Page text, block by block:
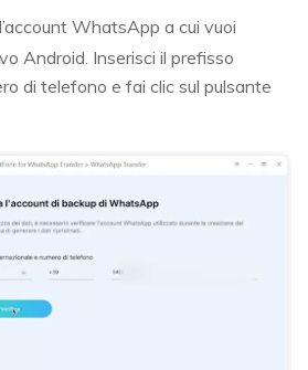
WhatsApp a cui vuoi
Android. Inserisci il prefisso
di telefono e fai clic sul pulsante